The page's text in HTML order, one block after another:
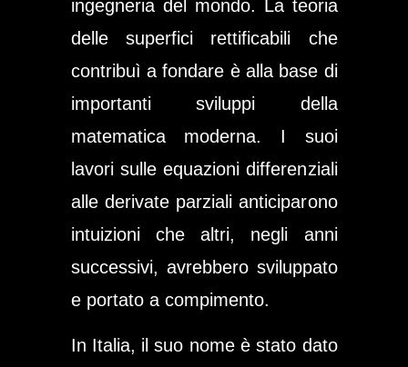
ingegneria del mondo. La teoria
delle superfici rettificabili che
contribuì a fondare è alla base di
importanti sviluppi della
matematica moderna. I suoi
lavori sulle equazioni differenziali
alle derivate parziali anticiparono
intuizioni che altri, negli anni
successivi, avrebbero sviluppato
e portato a compimento.
In Italia, il suo nome è stato dato